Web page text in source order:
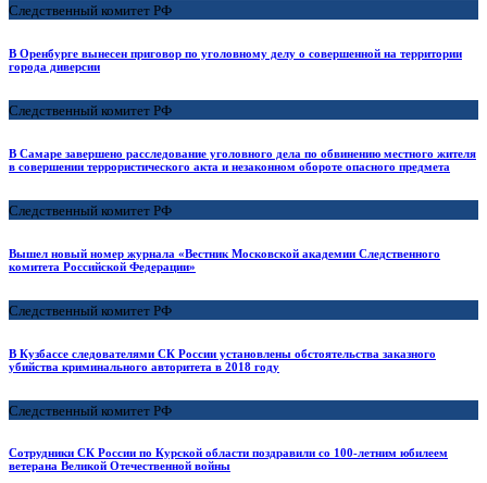
Следственный комитет РФ
В Оренбурге вынесен приговор по уголовному делу о совершенной на территории
города диверсии
Следственный комитет РФ
В Самаре завершено расследование уголовного дела по обвинению местного жителя
в совершении террористического акта и незаконном обороте опасного предмета
Следственный комитет РФ
Вышел новый номер журнала «Вестник Московской академии Следственного
комитета Российской Федерации»
Следственный комитет РФ
В Кузбассе следователями СК России установлены обстоятельства заказного
убийства криминального авторитета в 2018 году
Следственный комитет РФ
Сотрудники СК России по Курской области поздравили со 100-летним юбилеем
ветерана Великой Отечественной войны